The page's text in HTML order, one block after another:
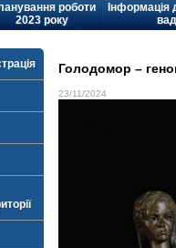
роботи
2023 року
Інформація
Голодомор –
23/11/2024